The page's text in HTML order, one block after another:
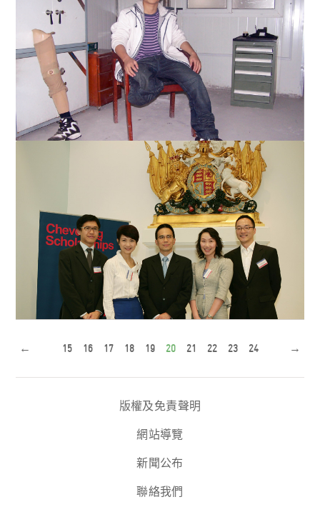
在李嘉誠基金會和中國殘聯的幫助下，於四川地震中失去
右腿的唐海目前已能和正...
唐海在四川地震中失右腿，「512四川地震義肢輪椅捐贈
項目」為他安裝義肢，經過...
(由左至右：麥博宏、盧敏儀...
← 15 16 17 18 19 20 21 22 23 24 →
版權及免責聲明
網站導覽
新聞公布
聯絡我們